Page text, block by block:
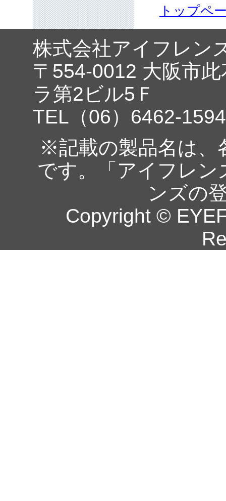
トップペ
株式会社アイフレン
〒554-0012 大阪市
ラ第2ビル5Ｆ
TEL（06）6462-
※記載の製品名は、
です。「アイフレ
ンズの
Copyright ©